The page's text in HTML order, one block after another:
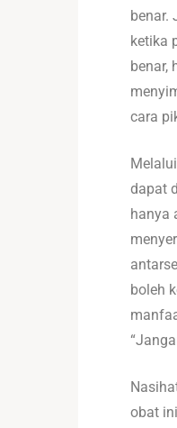
benar.
ketika
benar,
cara
dapat
hanya
boleh
obat